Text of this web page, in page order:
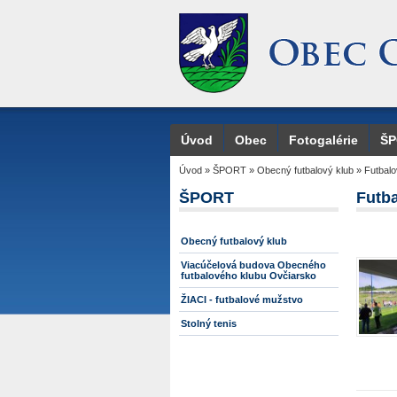
Úvod Obec Fotogalérie
Úvod » ŠPORT » Obecný futbalový klub »
ŠPORT
Obecný futbalový klub
Viacúčelová budova Obecného
futbalového klubu Ovčiarsko
ŽIACI - futbalové mužstvo
Stolný tenis